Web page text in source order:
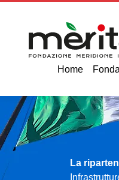
Home
La